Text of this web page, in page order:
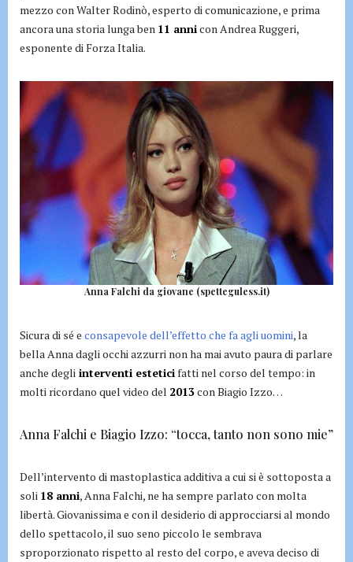
mezzo con Walter Rodinò, esperto di comunicazione, e prima
ancora una storia lunga ben 11 annicon Andrea Ruggeri,
esponente di Forza Italia.
Anna Falchi da giovane (spetteguless.it)
Sicura di sé e consapevole dell’effetto che fa agli uomini, la
bella Anna dagli occhi azzurri non ha mai avuto paura di parlare
anche degli interventi esteticifatti nel corso del tempo: in
molti ricordano quel video del 2013con Biagio Izzo…
Anna Falchi e Biagio Izzo: “tocca, tanto non sono mie”
Dell’intervento di mastoplastica additiva a cui si è sottoposta a
soli 18 anni, Anna Falchi, ne ha sempre parlato con molta
libertà. Giovanissima e con il desiderio di approcciarsi al mondo
dello spettacolo, il suo seno piccolo le sembrava
sproporzionato rispetto al resto del corpo, e aveva deciso di